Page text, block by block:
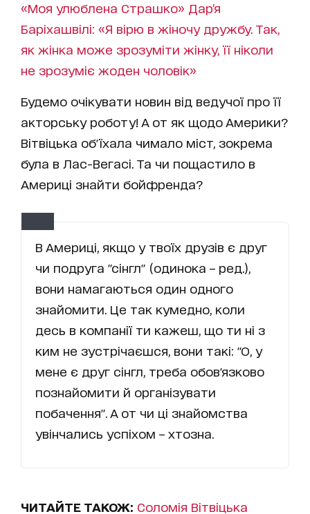
«Моя улюблена Страшко» Дар’я
Баріхашвілі: «Я вірю в жіночу дружбу. Так,
як жінка може зрозуміти жінку, її ніколи
не зрозуміє жоден чоловік»
Будемо очікувати новин від ведучої про її
акторську роботу! А от як щодо Америки?
Вітвіцька об'їхала чимало міст, зокрема
була в Лас-Вегасі. Та чи пощастило в
Америці знайти бойфренда?
В Америці, якщо у твоїх друзів є друг
чи подруга "сінгл" (одинока – ред.),
вони намагаються один одного
знайомити. Це так кумедно, коли
десь в компанії ти кажеш, що ти ні з
ким не зустрічаєшся, вони такі: "О, у
мене є друг сінгл, треба обов'язково
познайомити й організувати
побачення". А от чи ці знайомства
увінчались успіхом – хтозна.
ЧИТАЙТЕ ТАКОЖ: Соломія Вітвіцька